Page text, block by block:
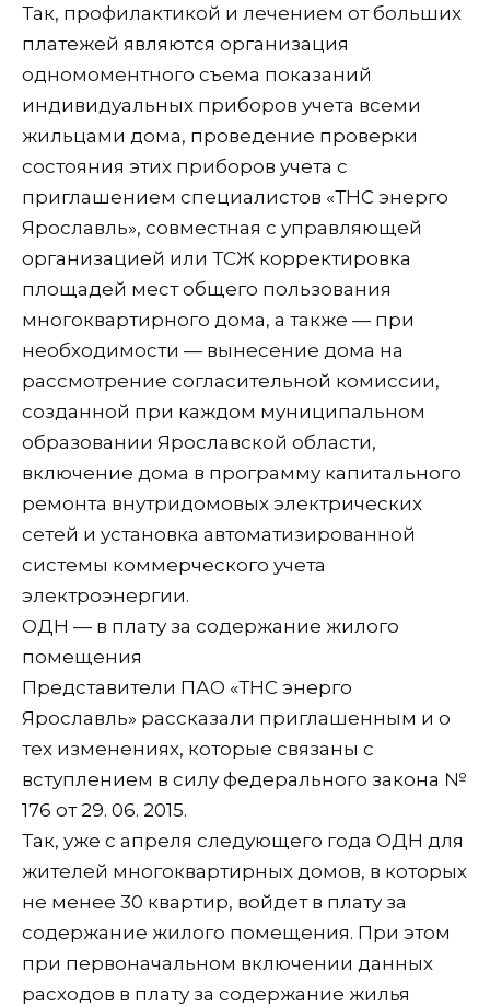
Так, профилактикой и лечением от больших
платежей являются организация
одномоментного съема показаний
индивидуальных приборов учета всеми
жильцами дома, проведение проверки
состояния этих приборов учета с
приглашением специалистов «ТНС энерго
Ярославль», совместная с управляющей
организацией или ТСЖ корректировка
площадей мест общего пользования
многоквартирного дома, а также — при
необходимости — вынесение дома на
рассмотрение согласительной комиссии,
созданной при каждом муниципальном
образовании Ярославской области,
включение дома в программу капитального
ремонта внутридомовых электрических
сетей и установка автоматизированной
системы коммерческого учета
электроэнергии.
ОДН — в плату за содержание жилого
помещения
Представители ПАО «ТНС энерго
Ярославль» рассказали приглашенным и о
тех изменениях, которые связаны с
вступлением в силу федерального закона №
176 от 29. 06. 2015.
Так, уже с апреля следующего года ОДН для
жителей многоквартирных домов, в которых
не менее 30 квартир, войдет в плату за
содержание жилого помещения. При этом
при первоначальном включении данных
расходов в плату за содержание жилья